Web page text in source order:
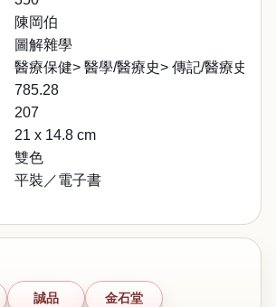
陳岡伯
圖解雜學
醫療保健> 醫學/醫療史> 傳記/醫療史
785.28
207
21 x 14.8 cm
雙色
平裝／電子書
誠品 金石堂